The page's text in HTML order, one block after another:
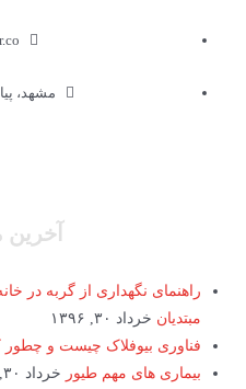
مشهد،
آخرین
راهنمای نگهداری از گربه در
مبتدیان خرداد ۳۰, ۱۳۹۶
فناوری بیوفلاک چیست و چطور
بیماری های مهم طیور خرداد ۳۰, ۱۳۹۶